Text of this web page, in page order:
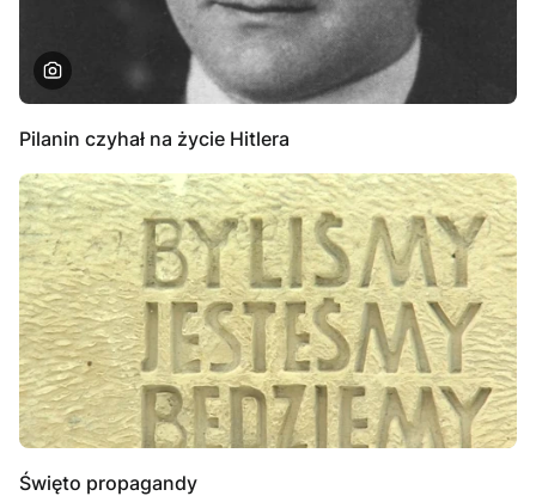
Pilanin czyhał na życie Hitlera
Święto propagandy